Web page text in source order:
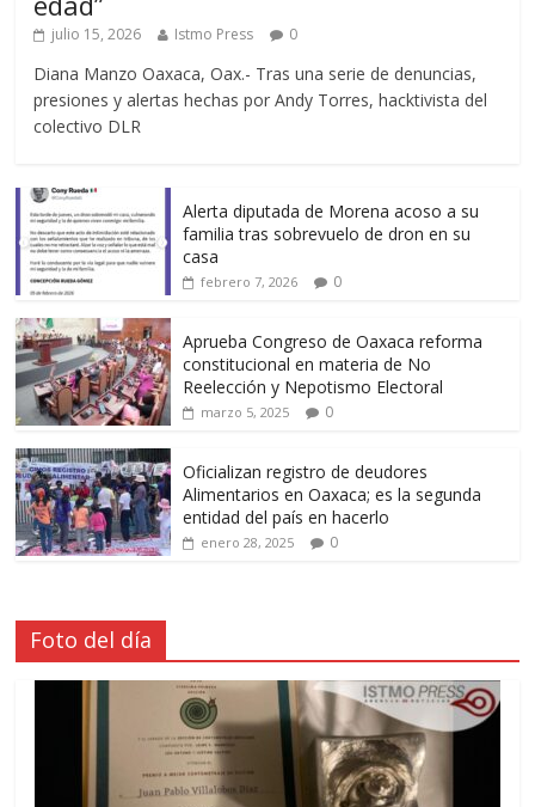
julio 15, 2026 Istmo Press 0
Diana Manzo Oaxaca, Oax.- Tras una serie de denuncias,
presiones y alertas hechas por Andy Torres, hacktivista del
colectivo DLR
Alerta diputada de Morena acoso a su
familia tras sobrevuelo de dron en su
casa
febrero 7, 2026 0
Aprueba Congreso de Oaxaca reforma
constitucional en materia de No
Reelección y Nepotismo Electoral
marzo 5, 2025 0
Oficializan registro de deudores
Alimentarios en Oaxaca; es la segunda
entidad del país en hacerlo
enero 28, 2025 0
Foto del día